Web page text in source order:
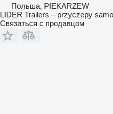
Польша, PIEKARZEW
LIDER Trailers – przyczepy
Связаться с продавцом